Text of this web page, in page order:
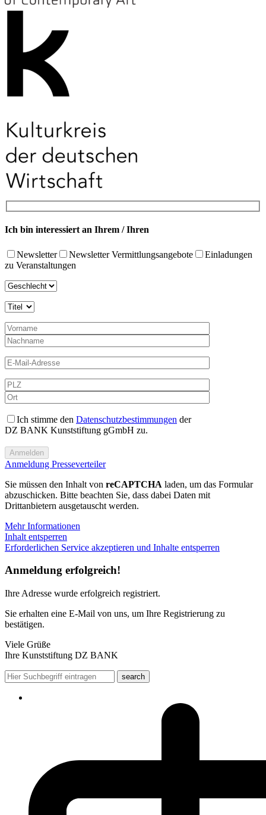
Ich bin interessiert an Ihrem / Ihren
Newsletter Newsletter Vermittlungsangebote
Einladungen
zu Veranstaltungen
Ich stimme den Datenschutzbestimmungen der
DZ BANK Kunststiftung gGmbH zu.
Anmeldung Presseverteiler
Sie müssen den Inhalt von reCAPTCHA laden, um das Formular
abzuschicken. Bitte beachten Sie, dass dabei Daten mit
Drittanbietern ausgetauscht werden.
Mehr Informationen
Inhalt entsperren
Erforderlichen Service akzeptieren und Inhalte entsperren
Anmeldung erfolgreich!
Ihre Adresse wurde erfolgreich registriert.
Sie erhalten eine E-Mail von uns, um Ihre Registrierung zu
bestätigen.
Viele Grüße
Ihre Kunststiftung DZ BANK